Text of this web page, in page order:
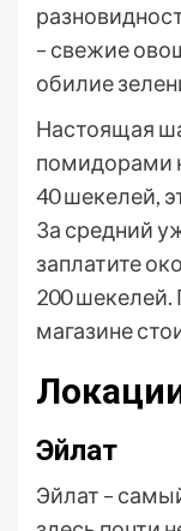
– свежие
обилие
Настоящая
помидорами
40 шекелей,
За средний
заплатите
200 шекелей.
магазине
Эйлат
Эйлат –